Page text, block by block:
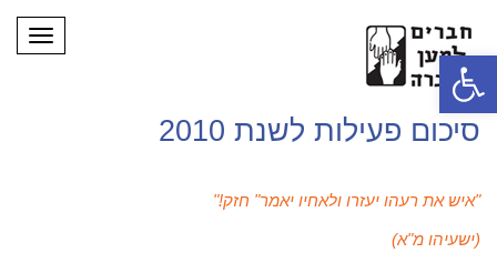
פתח סרגל נגישות
סיכום פעילות לשנת 2010
"איש את רעהו יעזרו ולאחיו יאמר" חזק!"
(ישעיהו מ"א)